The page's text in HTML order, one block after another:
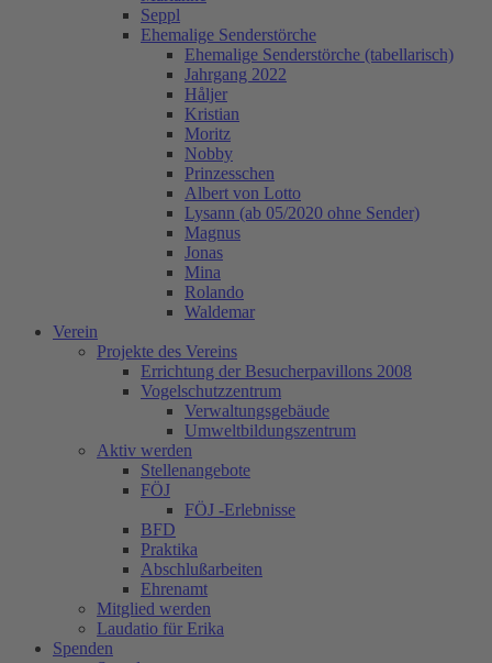
Seppl
Ehemalige Senderstörche
Ehemalige Senderstörche (tabellarisch)
Jahrgang 2022
Håljer
Kristian
Moritz
Nobby
Prinzesschen
Albert von Lotto
Lysann (ab 05/2020 ohne Sender)
Magnus
Jonas
Mina
Rolando
Waldemar
Verein
Projekte des Vereins
Errichtung der Besucherpavillons 2008
Vogelschutzzentrum
Verwaltungsgebäude
Umweltbildungszentrum
Aktiv werden
Stellenangebote
FÖJ
FÖJ -Erlebnisse
BFD
Praktika
Abschlußarbeiten
Ehrenamt
Mitglied werden
Laudatio für Erika
Spenden